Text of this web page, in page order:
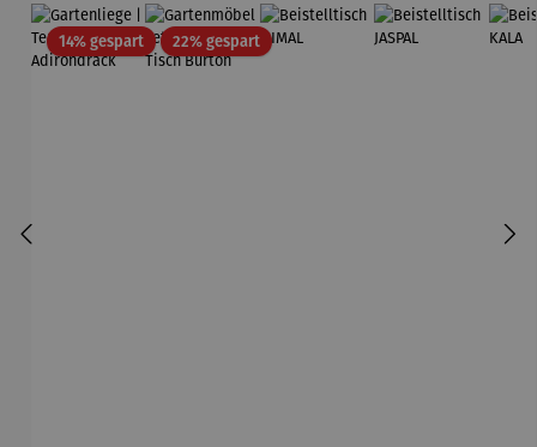
14% gespartRabatt22% gespartRabatt